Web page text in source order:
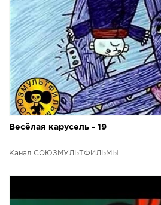
Весёлая карусель - 19
Канал СОЮЗМУЛЬТФИЛЬМЫ